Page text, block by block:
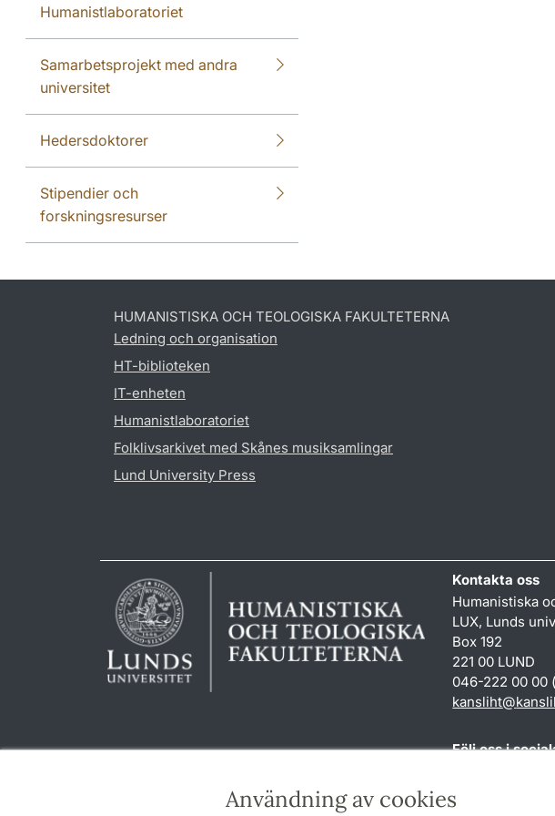
Användning av cookies
Humanistlaboratoriet
Samarbetsprojekt med andra
universitet
Hedersdoktorer
Stipendier och
forskningsresurser
HUMANISTISKA OCH TEOLOGISKA FAKULTETERNA
Ledning och organisation
HT-biblioteken
IT-enheten
Humanistlaboratoriet
Folklivsarkivet med Skånes musiksamlingar
Lund University Press
Kontakta oss
Humanistiska
LUX, Lunds
Box 192
221 00 LUND
046-222 00 00
kansliht@
Följ oss i